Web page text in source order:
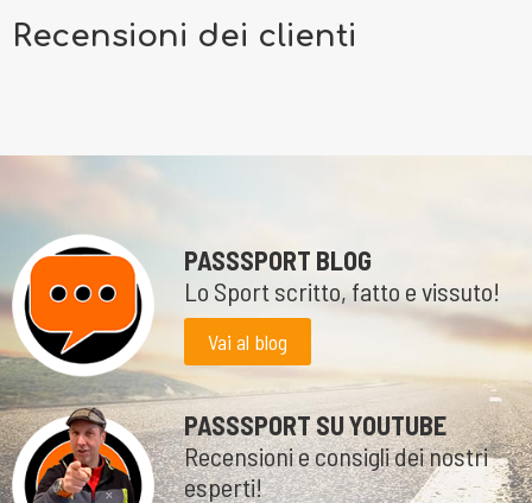
Recensioni dei clienti
PASSSPORT BLOG
Lo Sport scritto, fatto e vissuto!
Vai al blog
PASSSPORT SU YOUTUBE
Recensioni e consigli dei nostri
esperti!